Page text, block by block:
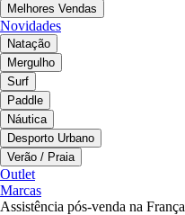
Melhores Vendas
Novidades
Natação
Mergulho
Surf
Paddle
Náutica
Desporto Urbano
Verão / Praia
Outlet
Marcas
Assistência pós-venda na França